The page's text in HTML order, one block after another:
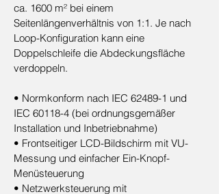
ca. 1600 m² bei einem
Seitenlängenverhältnis von 1:1. Je nach
Loop-Konfiguration kann eine
Doppelschleife die Abdeckungsfläche
verdoppeln.
• Normkonform nach IEC 62489-1 und
IEC 60118-4 (bei ordnungsgemäßer
Installation und Inbetriebnahme)
• Frontseitiger LCD-Bildschirm mit VU-
Messung und einfacher Ein-Knopf-
Menüsteuerung
• Netzwerksteuerung mit